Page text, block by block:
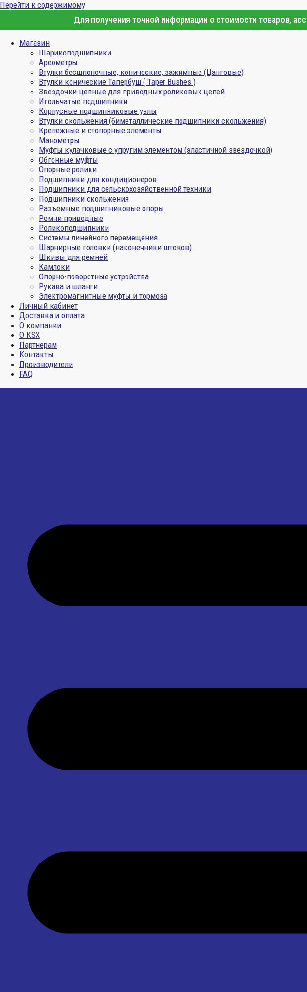
Перейти к содержимому
Для получения точной информации о стоимости товаров,
Магазин
Шарикоподшипники
Ареометры
Втулки бесшпоночные, конические, зажимные (Цанговые)
Втулки конические Тапербуш ( Taper Bushes )
Звездочки цепные для приводных роликовых цепей
Игольчатые подшипники
Корпусные подшипниковые узлы
Втулки скольжения (биметаллические подшипники скольжения)
Крепежные и стопорные элементы
Манометры
Муфты кулачковые с упругим элементом (эластичной звездочкой)
Обгонные муфты
Опорные ролики
Подшипники для кондиционеров
Подшипники для сельскохозяйственной техники
Подшипники скольжения
Разъемные подшипниковые опоры
Ремни приводные
Роликоподшипники
Системы линейного перемещения
Шарнирные головки (наконечники штоков)
Шкивы для ремней
Камлоки
Опорно-поворотные устройства
Рукава и шланги
Электромагнитные муфты и тормоза
Личный кабинет
Доставка и оплата
О компании
О KSX
Партнерам
Контакты
Производители
FAQ